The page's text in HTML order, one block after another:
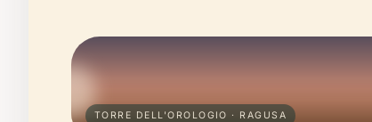
TORRE DELL'OROLOGIO · RAGUSA